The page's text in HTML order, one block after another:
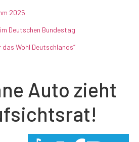
2025
Deutschen Bundestag
Wohl Deutschlands“
Auto zieht